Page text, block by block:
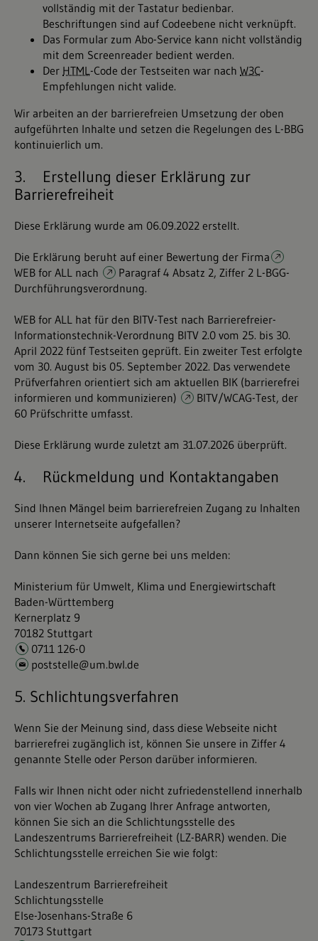
vollständig mit der Tastatur bedienbar.
Beschriftungen sind auf Codeebene nicht verknüpft.
Das Formular zum Abo-Service kann nicht vollständig
mit dem Screenreader bedient werden.
Der HTML-Code der Testseiten war nach W3C-
Empfehlungen nicht valide.
Wir arbeiten an der barrierefreien Umsetzung der oben
aufgeführten Inhalte und setzen die Regelungen des L-BBG
kontinuierlich um.
3. Erstellung dieser Erklärung zur
Barrierefreiheit
Diese Erklärung wurde am 06.09.2022 erstellt.
Die Erklärung beruht auf einer Bewertung der Firma
WEB for ALL nach
Paragraf 4 Absatz 2, Ziffer 2 L-BGG-
Durchführungsverordnung.
WEB for ALL hat für den BITV-Test nach Barrierefreier-
Informationstechnik-Verordnung BITV 2.0 vom 25. bis 30.
April 2022 fünf Testseiten geprüft. Ein zweiter Test erfolgte
vom 30. August bis 05. September 2022. Das verwendete
Prüfverfahren orientiert sich am aktuellen BIK (barrierefrei
informieren und kommunizieren)
BITV/WCAG-Test, der
60 Prüfschritte umfasst.
Diese Erklärung wurde zuletzt am 31.07.2026 überprüft.
4. Rückmeldung und Kontaktangaben
Sind Ihnen Mängel beim barrierefreien Zugang zu Inhalten
unserer Internetseite aufgefallen?
Dann können Sie sich gerne bei uns melden:
Ministerium für Umwelt, Klima und Energiewirtschaft
Baden-Württemberg
Kernerplatz 9
70182 Stuttgart
0711 126-0
poststelle@um.bwl.de
5. Schlichtungsverfahren
Wenn Sie der Meinung sind, dass diese Webseite nicht
barrierefrei zugänglich ist, können Sie unsere in Ziffer 4
genannte Stelle oder Person darüber informieren.
Falls wir Ihnen nicht oder nicht zufriedenstellend innerhalb
von vier Wochen ab Zugang Ihrer Anfrage antworten,
können Sie sich an die Schlichtungsstelle des
Landeszentrums Barrierefreiheit (LZ-BARR) wenden. Die
Schlichtungsstelle erreichen Sie wie folgt:
Landeszentrum Barrierefreiheit
Schlichtungsstelle
Else-Josenhans-Straße 6
70173 Stuttgart